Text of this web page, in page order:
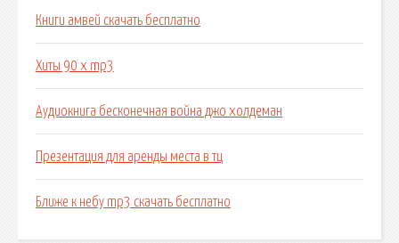
Книги амвей скачать бесплатно
Хиты 90 х mp3
Аудиокнига бесконечная война джо холдеман
Презентация для аренды места в тц
Ближе к небу mp3 скачать бесплатно